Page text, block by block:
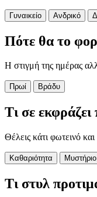
Γυναικείο Ανδρικό
Πότε θα το
Η στιγμή της ημέρας
Πρωί Βράδυ
Τι σε εκφράζει
Θέλεις κάτι φωτεινό
Καθαριότητα Μυστήριο
Τι στυλ